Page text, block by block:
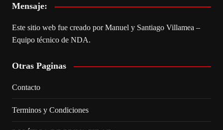
Mensaje:
Este sitio web fue creado por Manuel y Santiago Villamea –
Equipo técnico de NDA.
Otras Paginas
Contacto
Terminos y Condiciones